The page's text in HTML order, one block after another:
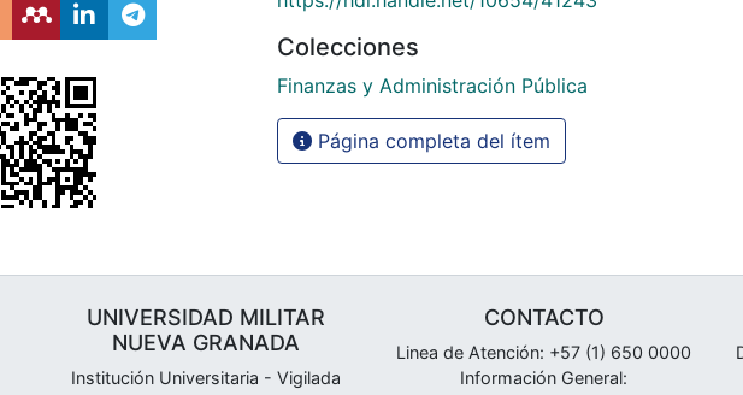
Colecciones
Finanzas y Administración Pública
Página completa del ítem
UNIVERSIDAD MILITAR
NUEVA GRANADA
Institución Universitaria - Vigilada
CONTACTO
Linea de Atención: +57 (1) 650 0000
Información General: